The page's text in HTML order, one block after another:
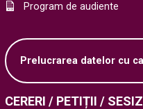
Program de audiente
Prelucrarea datelor cu
CERERI / PETIȚII /